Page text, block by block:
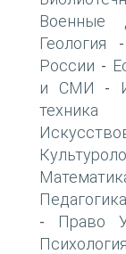
Военные
Геология
России -
и СМИ -
Педагогика
- Право
Психология